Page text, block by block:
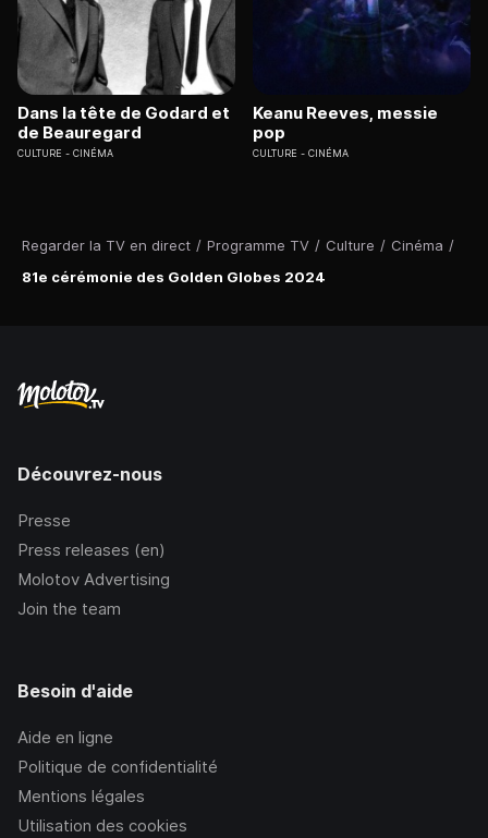
Regarder la TV en direct / Programme TV / Culture / Cinéma /
81e cérémonie des Golden Globes 2024
Dans la tête de Godard et
de Beauregard
CULTURE CINÉMA
Keanu Reeves, messie
pop
CULTURE CINÉMA
Découvrez-nous
Presse
Press releases (en)
Molotov Advertising
Join the team
Besoin d'aide
Aide en ligne
Politique de confidentialité
Mentions légales
Utilisation des cookies